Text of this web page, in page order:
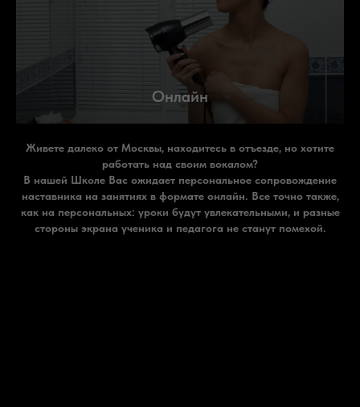
Онлайн
Живете далеко от Москвы, находитесь в отъезде, но хотите
работать над своим вокалом?
В нашей Школе Вас ожидает персональное сопровождение
наставника на занятиях в формате онлайн. Все точно также,
как на персональных: уроки будут увлекательными, и разные
стороны экрана ученика и педагога не станут помехой.